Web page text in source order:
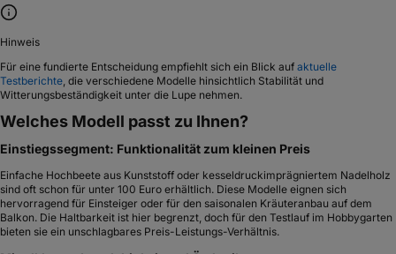
Hinweis
Für eine fundierte Entscheidung empfiehlt sich ein Blick auf aktuelle
Testberichte , die verschiedene Modelle hinsichtlich Stabilität und
Witterungsbeständigkeit unter die Lupe nehmen.
Welches Modell passt zu Ihnen?
Einstiegssegment: Funktionalität zum kleinen Preis
Einfache Hochbeete aus Kunststoff oder kesseldruckimprägniertem Nadelholz
sind oft schon für unter 100 Euro erhältlich. Diese Modelle eignen sich
hervorragend für Einsteiger oder für den saisonalen Kräuteranbau auf dem
Balkon. Die Haltbarkeit ist hier begrenzt, doch für den Testlauf im Hobbygarten
bieten sie ein unschlagbares Preis-Leistungs-Verhältnis.